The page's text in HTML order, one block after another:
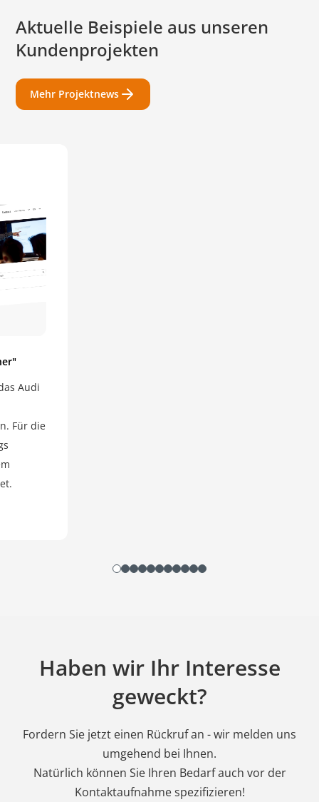
Aktuelle Beispiele aus unseren
Kundenprojekten
Mehr Projektnews
Audi
Für die
Haben wir Ihr Interesse
geweckt?
Fordern Sie jetzt einen Rückruf an - wir melden uns
umgehend bei Ihnen.
Natürlich können Sie Ihren Bedarf auch vor der
Kontaktaufnahme spezifizieren!